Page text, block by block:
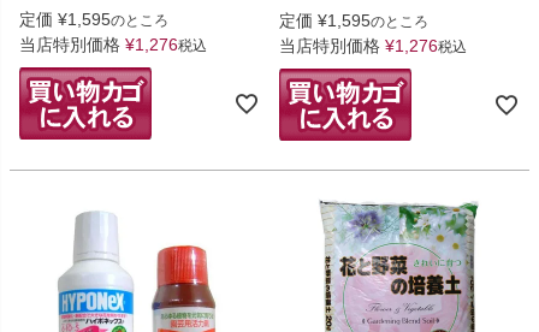
定価 ¥1,595のところ
当店特別価格 ¥1,276税込
定価 ¥1,595のところ
当店特別価格 ¥1,276税込